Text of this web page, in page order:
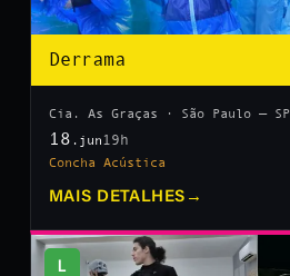
Derrama
Cia. As Graças · São Paulo — SP
18 .jun 19h
Concha Acústica
MAIS DETALHES →
L